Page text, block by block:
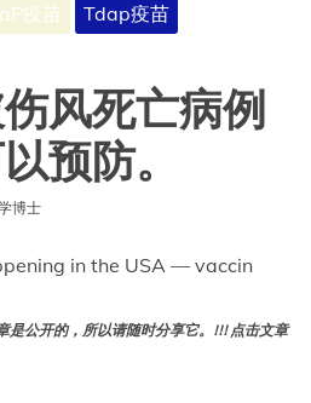
疫苗
Tdap疫苗
风死亡病例
预防。
博士
in the USA — vaccin
是公开的，所以请随时分享它。!!! 点击文章